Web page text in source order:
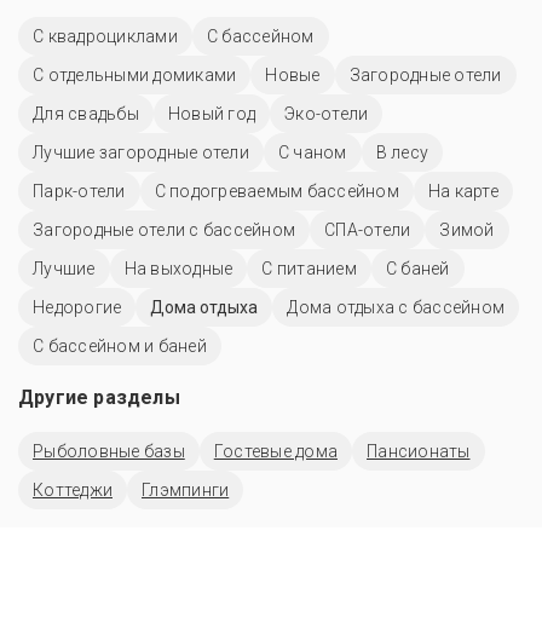
С квадроциклами
С бассейном
С отдельными домиками
Новые
Загородные отели
Для свадьбы
Новый год
Эко-отели
Лучшие загородные отели
С чаном
В лесу
Парк-отели
С подогреваемым бассейном
На карте
Загородные отели с бассейном
СПА-отели
Зимой
Лучшие
На выходные С питанием
С баней
Недорогие
Дома отдыха
Дома отдыха с бассейном
С бассейном и баней
Другие разделы
Рыболовные базы Гостевые дома
Пансионаты
Коттеджи
Глэмпинги